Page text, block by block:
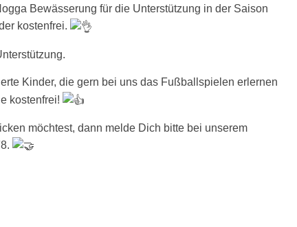
Bewässerung für die Unterstützung in der Saison
kostenfrei.
Kinder, die gern bei uns das Fußballspielen erlernen
kostenfrei!
möchtest, dann melde Dich bitte bei unserem